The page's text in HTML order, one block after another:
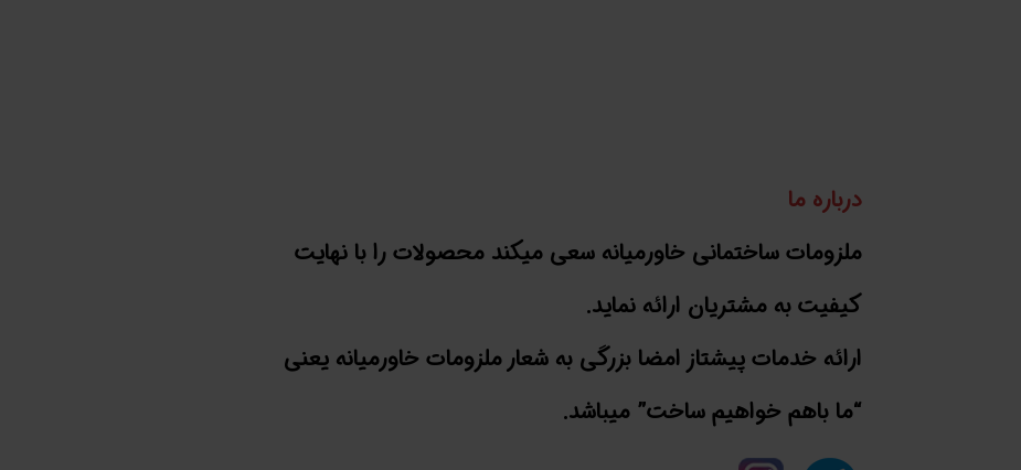
درباره ما
ملزومات ساختمانی خاورمیانه سعی میکند محصولات را با نهایت
کیفیت به مشتریان ارائه نماید.
ارائه خدمات پیشتاز امضا بزرگی به شعار ملزومات خاورمیانه یعنی
“ما باهم خواهیم ساخت” میباشد.